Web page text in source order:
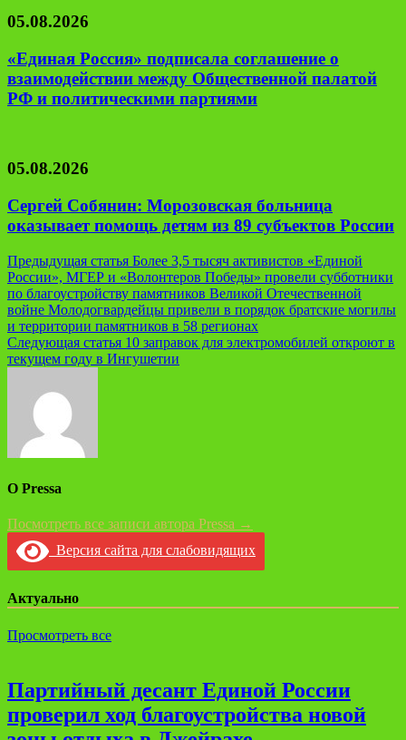
05.08.2026
«Единая Россия» подписала соглашение о
взаимодействии между Общественной палатой
РФ и политическими партиями
05.08.2026
Сергей Собянин: Морозовская больница
оказывает помощь детям из 89 субъектов России
Навигация
по
записям
Предыдущая статья Более 3,5 тысяч активистов «Единой
России», МГЕР и «Волонтеров Победы» провели субботники
по благоустройству памятников Великой Отечественной
войне Молодогвардейцы привели в порядок братские могилы
и территории памятников в 58 регионах
Следующая статья 10 заправок для электромобилей откроют в
текущем году в Ингушетии
О Pressa
Посмотреть все записи автора Pressa →
Версия сайта для слабовидящих
Актуально
Просмотреть все
Партийный десант Единой России
проверил ход благоустройства новой